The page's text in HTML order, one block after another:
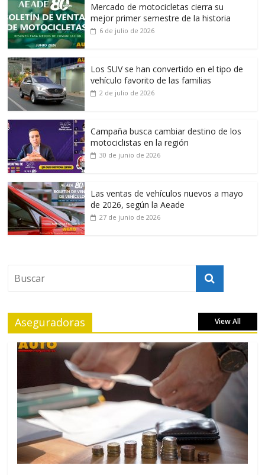
Mercado de motocicletas cierra su
mejor primer semestre de la historia
6 de julio de 2026
Los SUV se han convertido en el tipo de
vehículo favorito de las familias
2 de julio de 2026
Campaña busca cambiar destino de los
motociclistas en la región
30 de junio de 2026
Las ventas de vehículos nuevos a mayo
de 2026, según la Aeade
27 de junio de 2026
Aseguradoras View All